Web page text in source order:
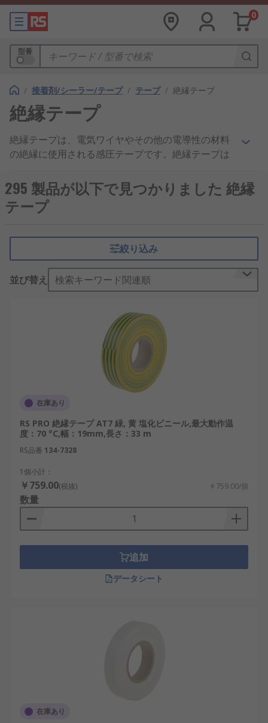
0
型番
/ 接着剤/シーラー/テープ / テープ / 絶縁テープ
絶縁テープ
絶縁テープは、電気ワイヤやその他の電導性の材料
の絶縁に使用される感圧テープです。絶縁テープは
絶縁テープ又はPVCテープともよく呼ばれます。絶
縁テープには耐摩耗性、 難燃性があり、埃や 汚
れ、 湿気、 酸、 紫外線と溶剤から保護します。裏
とができます。
テープの色
ングすることでワイヤの色分けに役立つだけでな
く、ワイヤの相や電圧レベル(位相テープ)も示しま
す。絶縁テープにはさまざまな色があり、次の色を
選択できます。 黒、 青、 緑、 黄、 緑/黄、 グレ
ー、 ブラウン、 白と赤。黒色のテープは、一般的
に電気技術者による絶縁や低電圧のニュートラル用
途に使用されます。英国では、保護アースを示すた
活線を示し、青色のテープは低電圧の中性線を示し
ます。
絶縁テープの種類
必要な用途に応じて、さまざまな絶縁テープがあり
ます。極端な温度、 絶縁抵抗及び絶縁破壊に耐える
能力に関して、性能が異なります。また、さまざま
な幅や厚さ、 基材や色があります。絶縁テープの最
も一般的な材料はビニールですが、PVCなどの他の
多くのタイプのプラスチックでも製造できます。伸
縮性があり、電気配線の絶縁が長持ちするため、ビ
絶縁テープはエンジニアによって電気設備工事、 電
気保守及び自動車の修理などで使用されます。
295 製品が以下で見つかりました 絶縁
テープ
絞り込み
並び替え 検索キーワード関連順
在庫あり
RS PRO 絶縁テープ AT7 緑, 黄 塩化ビニール,最大動作温
度：70 °C,幅：19mm,長さ：33 m
RS品番 134-7328
1個小計：
￥759.00(税抜) ￥759.00/個
数量
追加
データシート
在庫あり